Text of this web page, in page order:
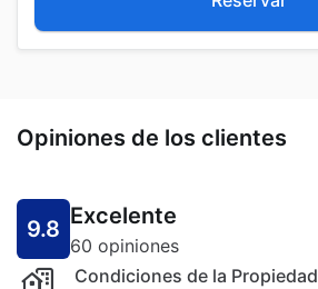
Opiniones de los clientes
9.8 Excelente
60 opiniones
Condiciones de la Propiedad